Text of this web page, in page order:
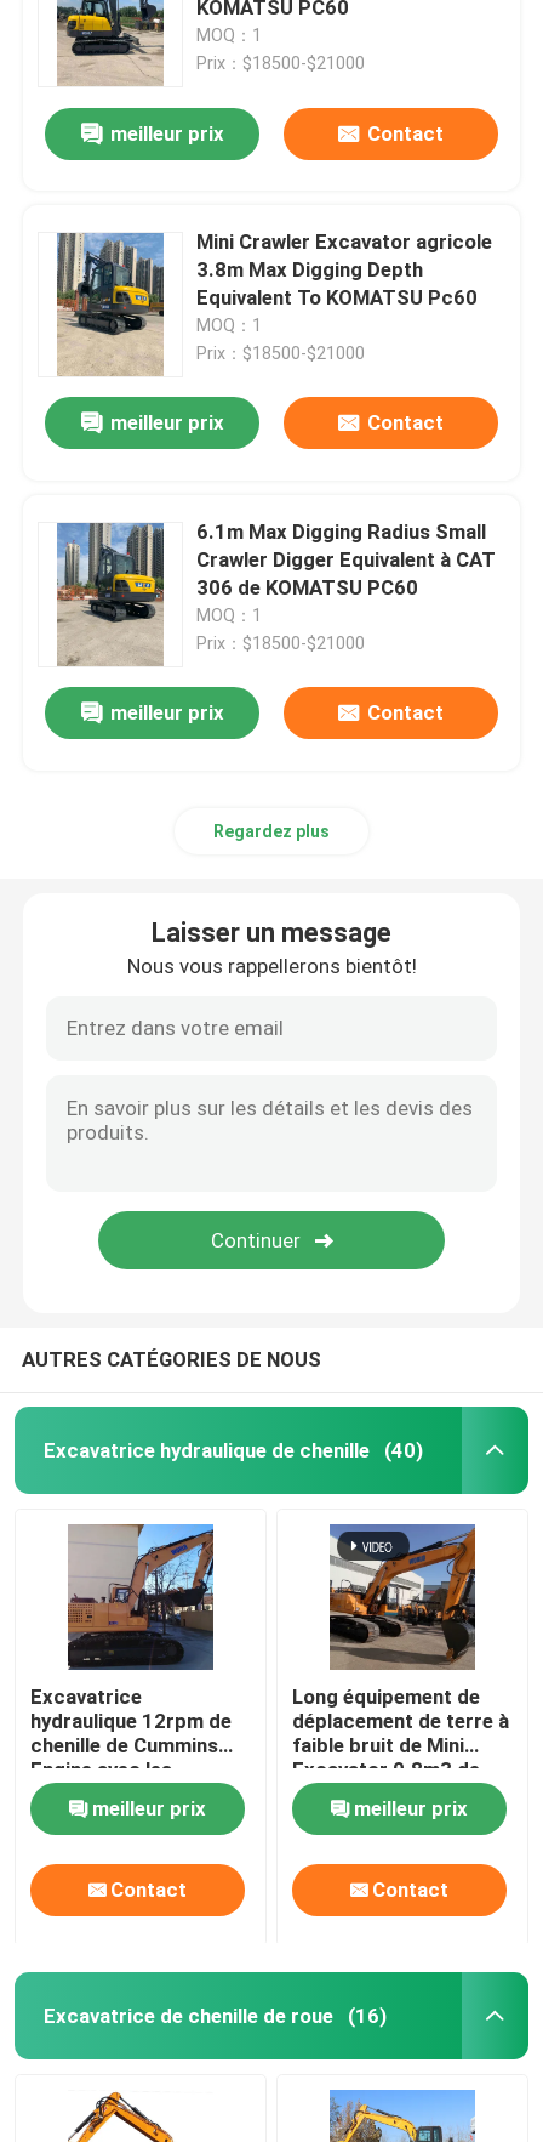
Rouleau compresseur vibrant
Chargeur de roue de pelle rétro
Chariot élévateur télescopique de manipulateur
Chargeur télescopique de roue
KOMATSU PC60
MOQ：1
Prix：$18500-$21000
meilleur prix Contact
Mini Crawler Excavator agricole
3.8m Max Digging Depth
Equivalent To KOMATSU Pc60
MOQ：1
Prix：$18500-$21000
meilleur prix Contact
6.1m Max Digging Radius Small
Crawler Digger Equivalent à CAT
306 de KOMATSU PC60
MOQ：1
Prix：$18500-$21000
meilleur prix Contact
Regardez plus
Laisser un message
Nous vous rappellerons bientôt!
AUTRES CATÉGORIES DE NOUS
Excavatrice hydraulique de chenille (40)
Excavatrice
hydraulique 12rpm de
chenille de Cummins
Engine avec les
attachements
facultatifsmeilleur prix
Contact
Long équipement de
déplacement de terre à
faible bruit de Mini
Excavator 0.8m3 de
bras
meilleur prix
Contact
Excavatrice de chenille de roue (16)